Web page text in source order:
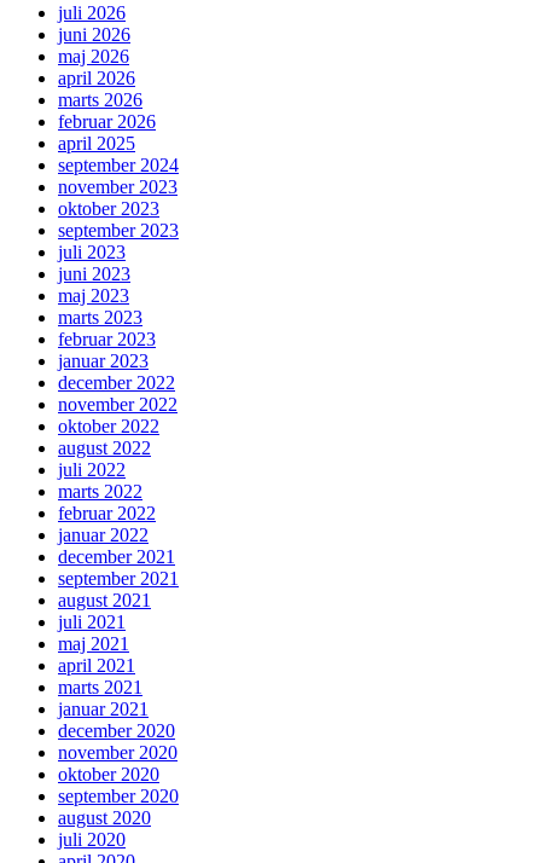
juli 2026
juni 2026
maj 2026
april 2026
marts 2026
februar 2026
april 2025
september 2024
november 2023
oktober 2023
september 2023
juli 2023
juni 2023
maj 2023
marts 2023
februar 2023
januar 2023
december 2022
november 2022
oktober 2022
august 2022
juli 2022
marts 2022
februar 2022
januar 2022
december 2021
september 2021
august 2021
juli 2021
maj 2021
april 2021
marts 2021
januar 2021
december 2020
november 2020
oktober 2020
september 2020
august 2020
juli 2020